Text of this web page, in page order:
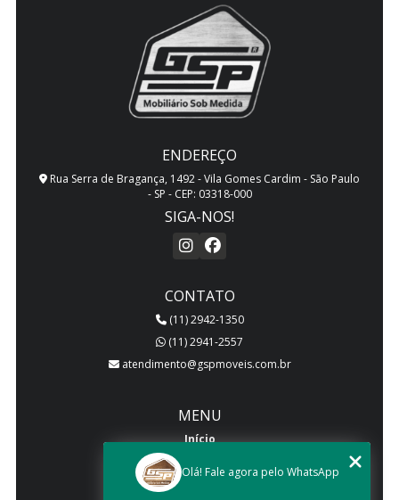
ENDEREÇO
Rua Serra de Bragança, 1492 - Vila Gomes Cardim - São Paulo
- SP - CEP: 03318-000
SIGA-NOS!
CONTATO
(11) 2942-1350
(11) 2941-2557
atendimento@gspmoveis.com.br
MENU
Início
Quem somos
Produtos
Olá! Fale agora pelo WhatsApp